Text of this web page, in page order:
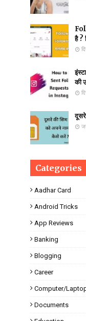
है ?
की
Categories
Aadhar Card
Android Tricks
App Reviews
Banking
Blogging
Career
Computer/
Documents